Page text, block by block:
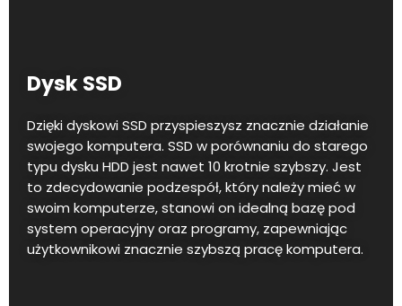
Dysk SSD
Dzięki dyskowi SSD przyspieszysz znacznie działanie
swojego komputera. SSD w porównaniu do starego
typu dysku HDD jest nawet 10 krotnie szybszy. Jest
to zdecydowanie podzespół, który należy mieć w
swoim komputerze, stanowi on idealną bazę pod
system operacyjny oraz programy, zapewniając
użytkownikowi znacznie szybszą pracę komputera.